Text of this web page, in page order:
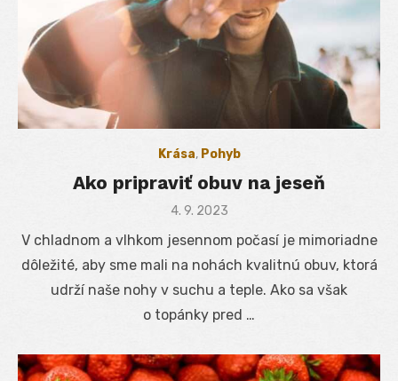
Krása, Pohyb
Ako pripraviť obuv na jeseň
Posted
4. 9. 2023
V chladnom a vlhkom jesennom počasí je mimoriadne
dôležité, aby sme mali na nohách kvalitnú obuv, ktorá
udrží naše nohy v suchu a teple. Ako sa však
o topánky pred …